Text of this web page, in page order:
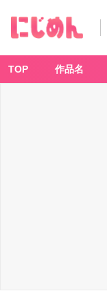
TOP 作品名